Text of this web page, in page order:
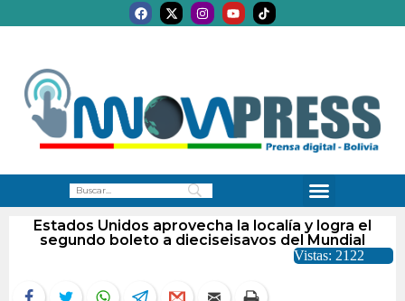
Estados Unidos aprovecha la localía y logra el
segundo boleto a dieciseisavos del Mundial
Vistas: 2122